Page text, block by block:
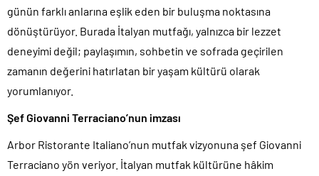
günün farklı anlarına eşlik eden bir buluşma noktasına
dönüştürüyor. Burada İtalyan mutfağı, yalnızca bir lezzet
deneyimi değil; paylaşımın, sohbetin ve sofrada geçirilen
zamanın değerini hatırlatan bir yaşam kültürü olarak
yorumlanıyor.
Şef Giovanni Terraciano’nun imzası
Arbor Ristorante Italiano’nun mutfak vizyonuna şef Giovanni
Terraciano yön veriyor. İtalyan mutfak kültürüne hâkim